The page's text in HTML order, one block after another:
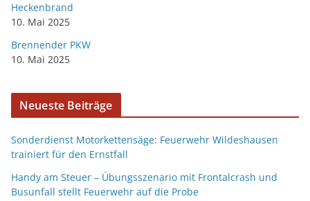
Heckenbrand
10. Mai 2025
Brennender PKW
10. Mai 2025
Neueste Beiträge
Sonderdienst Motorkettensäge: Feuerwehr Wildeshausen
trainiert für den Ernstfall
Handy am Steuer – Übungsszenario mit Frontalcrash und
Busunfall stellt Feuerwehr auf die Probe